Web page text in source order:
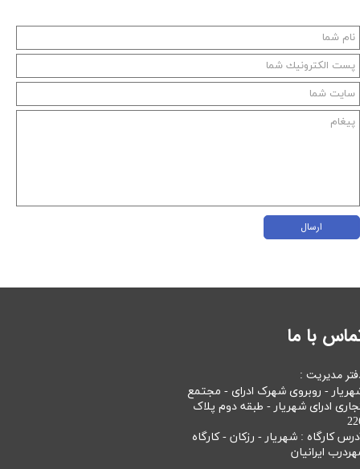
ارسال
با ما
مدیریت :
- روبروی شهرک ادرای - مجتمع
ادرای شهریار - طبقه دوم پلاک
کارگاه : شهریار - رزکان - کارگاه
ایرانیان